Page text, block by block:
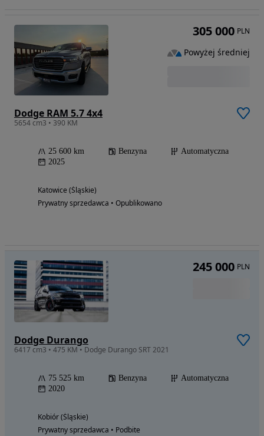
Dodge RAM 5.7 4x4
5654 cm3 • 390 KM
25 600 km Benzyna
Automatyczna
2025
Katowice (Śląskie)
Prywatny sprzedawca • Opublikowano
305 000 PLN
Powyżej średniej
Dodge Durango
6417 cm3 • 475 KM • Dodge Durango SRT 2021
75 525 km Benzyna
Automatyczna
2020
Kobiór (Śląskie)
Prywatny sprzedawca • Podbite
245 000 PLN